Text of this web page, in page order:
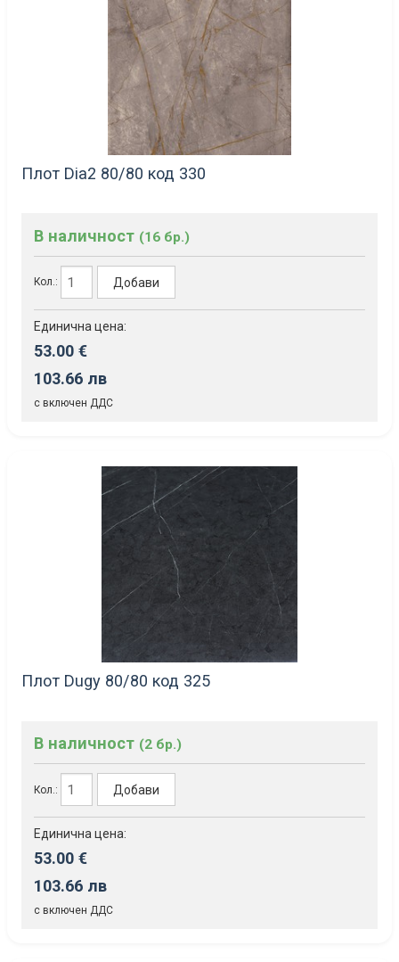
Плот Dia2 80/80 код 330
В наличност (16 бр.)
Кол.: Добави
Единична цена:
53.00 €
103.66 лв
с включен ДДС
Плот Dugy 80/80 код 325
В наличност (2 бр.)
Кол.: Добави
Единична цена:
53.00 €
103.66 лв
с включен ДДС